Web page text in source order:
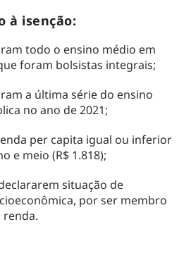
à isenção:
todo o ensino médio em
foram bolsistas integrais;
a última série do ensino
no ano de 2021;
per capita igual ou inferior
e meio (R$ 1.818);
situação de
por ser membro
renda.